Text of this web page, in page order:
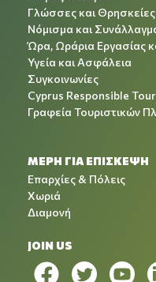
Γλώσσες και Θρησκείες
Νόμισμα και
Ώρα, Ωράρια Εργασίας
Υγεία και Ασφάλεια
Συγκοινωνίες
Cyprus Responsible
Γραφεία Τουριστικών
ΜΕΡΗ ΓΙΑ ΕΠΙΣΚΕΨΗ
Επαρχίες & Πόλεις
Χωριά
Διαμονή
JOIN US